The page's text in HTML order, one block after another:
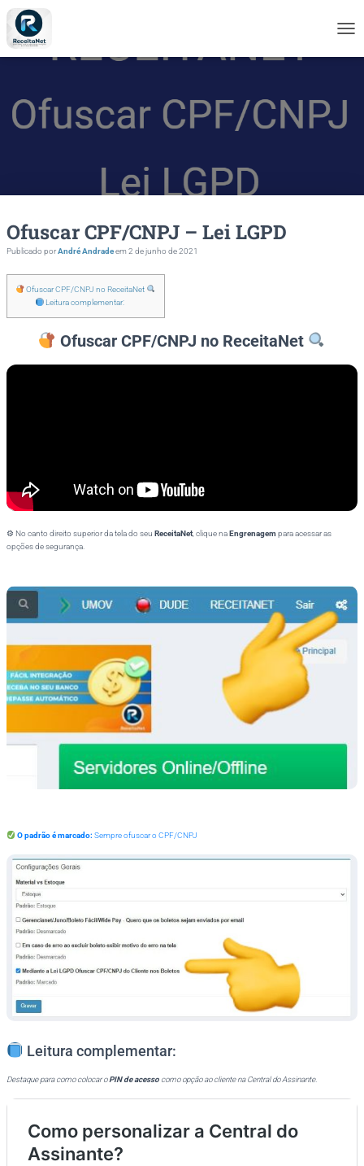
L
R
V
Ofuscar CPF/CNPJ – Lei LGPD
Publicado porAndré Andradeem2 de junho de 2021
Ofuscar CPF/CNPJ no ReceitaNet
Leitura complementar:
Ofuscar CPF/CNPJ no ReceitaNet
⚙ No canto direito superior da tela do seu ReceitaNet, clique naEngrenagempara acessar as
opções de segurança.
O padrão é marcado: Sempre ofuscar o CPF/CNPJ
Leitura complementar:
Destaque para como colocar oPIN de acesso como opção ao cliente na Central do Assinante.